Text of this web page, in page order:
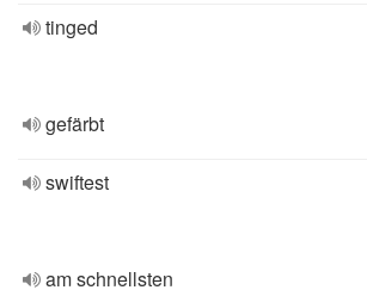
tinged
gefärbt
swiftest
am schnellsten